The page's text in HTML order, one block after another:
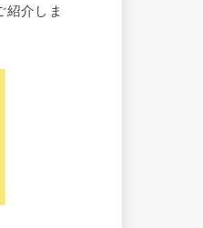
紹介しま